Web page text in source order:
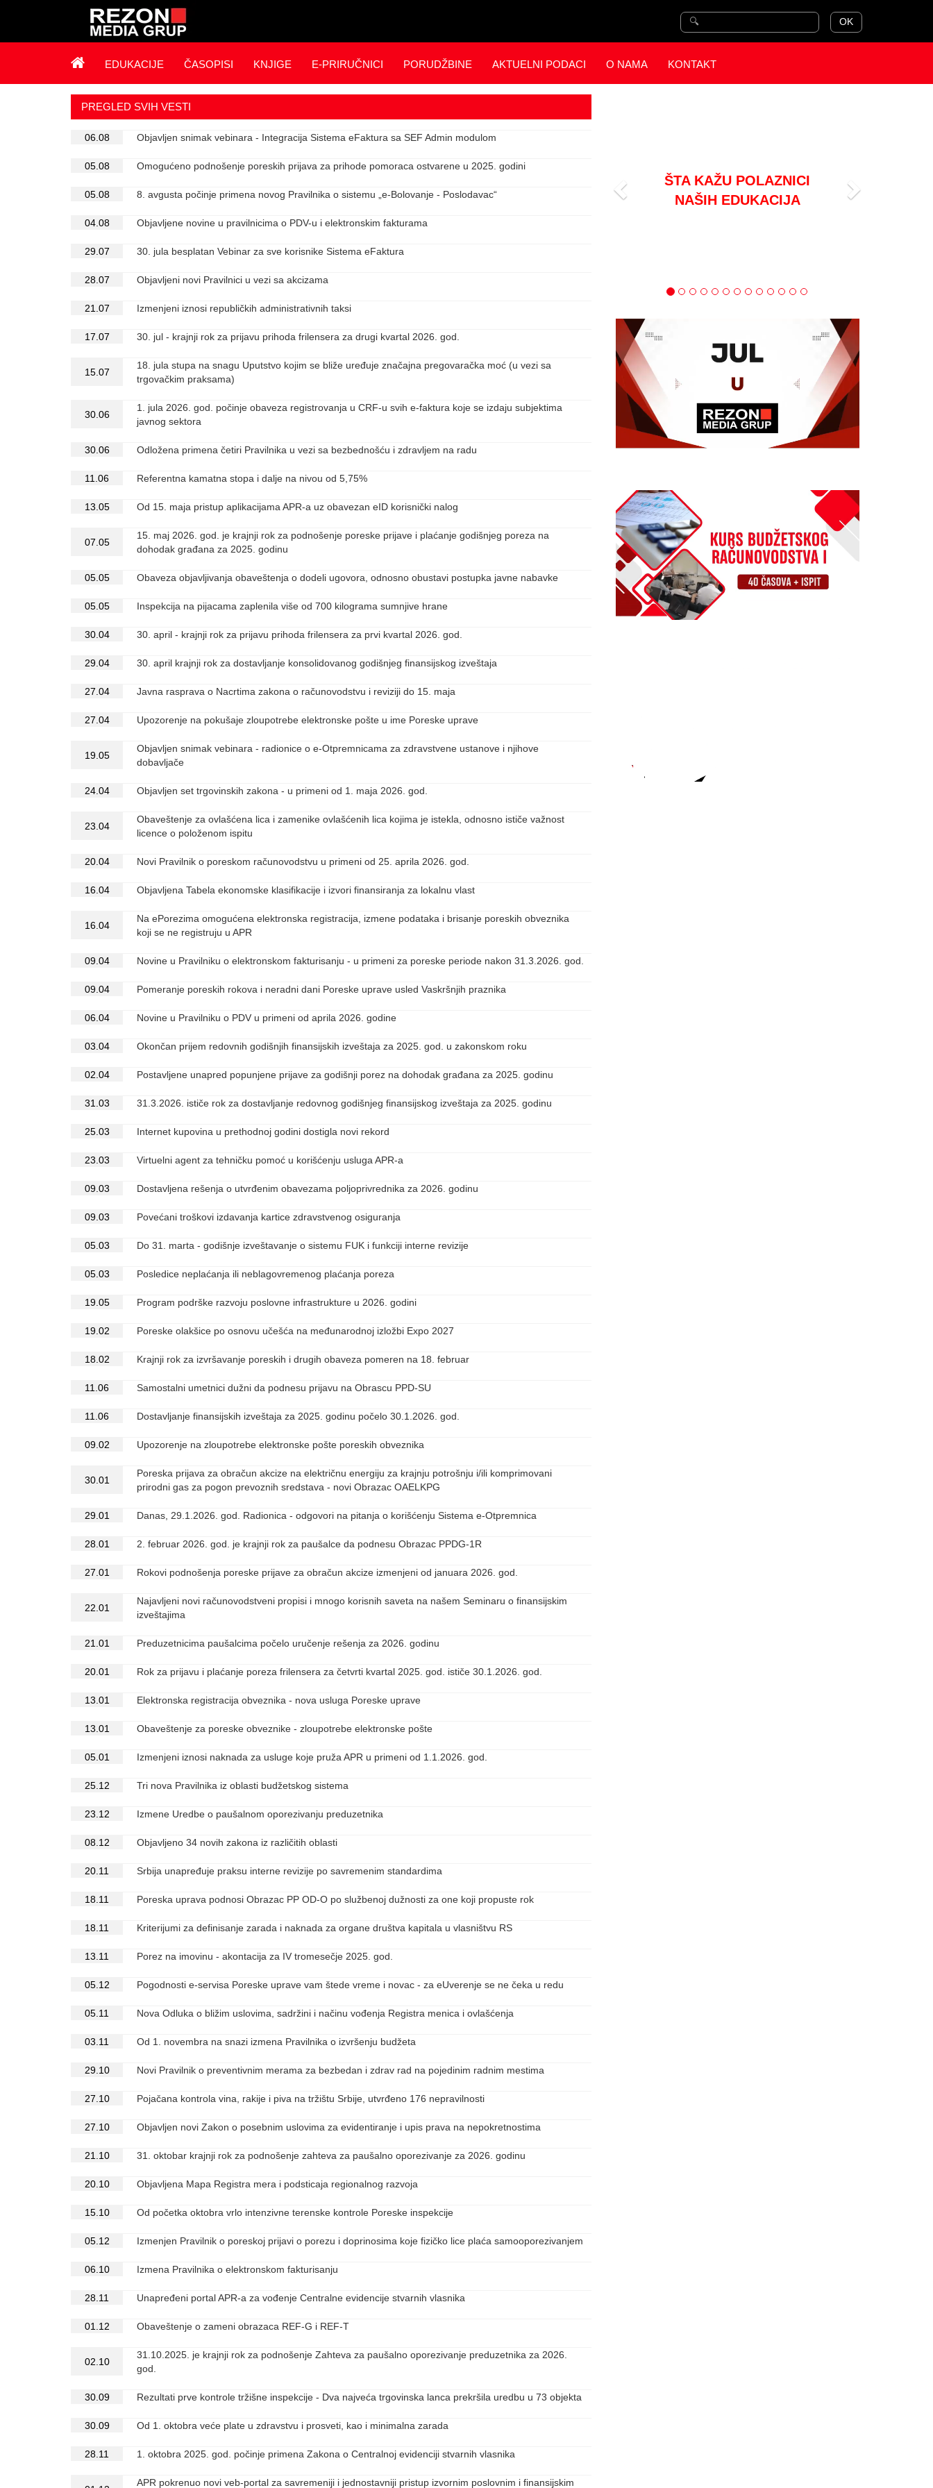
OK
EDUKACIJE ČASOPISI KNJIGE E-PRIRUČNICI PORUDŽBINE AKTUELNI PODACI O NAMA KONTAKT
PREGLED SVIH VESTI
06.08 Objavljen snimak vebinara - Integracija Sistema eFaktura sa SEF Admin modulom
05.08 Omogućeno podnošenje poreskih prijava za prihode pomoraca ostvarene u 2025. godini
05.08 8. avgusta počinje primena novog Pravilnika o sistemu „e-Bolovanje - Poslodavac“
04.08 Objavljene novine u pravilnicima o PDV-u i elektronskim fakturama
29.07 30. jula besplatan Vebinar za sve korisnike Sistema eFaktura
28.07 Objavljeni novi Pravilnici u vezi sa akcizama
21.07 Izmenjeni iznosi republičkih administrativnih taksi
17.07 30. jul - krajnji rok za prijavu prihoda frilensera za drugi kvartal 2026. god.
15.07
18. jula stupa na snagu Uputstvo kojim se bliže uređuje značajna pregovaračka moć (u vezi sa
trgovačkim praksama)
30.06
1. jula 2026. god. počinje obaveza registrovanja u CRF-u svih e-faktura koje se izdaju subjektima
javnog sektora
30.06 Odložena primena četiri Pravilnika u vezi sa bezbednošću i zdravljem na radu
11.06 Referentna kamatna stopa i dalje na nivou od 5,75%
13.05 Od 15. maja pristup aplikacijama APR-a uz obavezan eID korisnički nalog
07.05
15. maj 2026. god. je krajnji rok za podnošenje poreske prijave i plaćanje godišnjeg poreza na
dohodak građana za 2025. godinu
05.05 Obaveza objavljivanja obaveštenja o dodeli ugovora, odnosno obustavi postupka javne nabavke
05.05 Inspekcija na pijacama zaplenila više od 700 kilograma sumnjive hrane
30.04 30. april - krajnji rok za prijavu prihoda frilensera za prvi kvartal 2026. god.
29.04 30. april krajnji rok za dostavljanje konsolidovanog godišnjeg finansijskog izveštaja
27.04 Javna rasprava o Nacrtima zakona o računovodstvu i reviziji do 15. maja
27.04 Upozorenje na pokušaje zloupotrebe elektronske pošte u ime Poreske uprave
19.05
Objavljen snimak vebinara - radionice o e-Otpremnicama za zdravstvene ustanove i njihove
dobavljače
24.04 Objavljen set trgovinskih zakona - u primeni od 1. maja 2026. god.
23.04
Obaveštenje za ovlašćena lica i zamenike ovlašćenih lica kojima je istekla, odnosno ističe važnost
licence o položenom ispitu
20.04 Novi Pravilnik o poreskom računovodstvu u primeni od 25. aprila 2026. god.
16.04 Objavljena Tabela ekonomske klasifikacije i izvori finansiranja za lokalnu vlast
16.04
Na ePorezima omogućena elektronska registracija, izmene podataka i brisanje poreskih obveznika
koji se ne registruju u APR
09.04 Novine u Pravilniku o elektronskom fakturisanju - u primeni za poreske periode nakon 31.3.2026. god.
09.04 Pomeranje poreskih rokova i neradni dani Poreske uprave usled Vaskršnjih praznika
06.04 Novine u Pravilniku o PDV u primeni od aprila 2026. godine
03.04 Okončan prijem redovnih godišnjih finansijskih izveštaja za 2025. god. u zakonskom roku
02.04 Postavljene unapred popunjene prijave za godišnji porez na dohodak građana za 2025. godinu
31.03 31.3.2026. ističe rok za dostavljanje redovnog godišnjeg finansijskog izveštaja za 2025. godinu
25.03 Internet kupovina u prethodnoj godini dostigla novi rekord
23.03 Virtuelni agent za tehničku pomoć u korišćenju usluga APR-a
09.03 Dostavljena rešenja o utvrđenim obavezama poljoprivrednika za 2026. godinu
09.03 Povećani troškovi izdavanja kartice zdravstvenog osiguranja
05.03 Do 31. marta - godišnje izveštavanje o sistemu FUK i funkciji interne revizije
05.03 Posledice neplaćanja ili neblagovremenog plaćanja poreza
19.05 Program podrške razvoju poslovne infrastrukture u 2026. godini
19.02 Poreske olakšice po osnovu učešća na međunarodnoj izložbi Expo 2027
18.02 Krajnji rok za izvršavanje poreskih i drugih obaveza pomeren na 18. februar
11.06 Samostalni umetnici dužni da podnesu prijavu na Obrascu PPD-SU
11.06 Dostavljanje finansijskih izveštaja za 2025. godinu počelo 30.1.2026. god.
09.02 Upozorenje na zloupotrebe elektronske pošte poreskih obveznika
30.01
Poreska prijava za obračun akcize na električnu energiju za krajnju potrošnju i/ili komprimovani
prirodni gas za pogon prevoznih sredstava - novi Obrazac OAELKPG
29.01 Danas, 29.1.2026. god. Radionica - odgovori na pitanja o korišćenju Sistema e-Otpremnica
28.01 2. februar 2026. god. je krajnji rok za paušalce da podnesu Obrazac PPDG-1R
27.01 Rokovi podnošenja poreske prijave za obračun akcize izmenjeni od januara 2026. god.
22.01
Najavljeni novi računovodstveni propisi i mnogo korisnih saveta na našem Seminaru o finansijskim
izveštajima
21.01 Preduzetnicima paušalcima počelo uručenje rešenja za 2026. godinu
20.01 Rok za prijavu i plaćanje poreza frilensera za četvrti kvartal 2025. god. ističe 30.1.2026. god.
13.01 Elektronska registracija obveznika - nova usluga Poreske uprave
13.01 Obaveštenje za poreske obveznike - zloupotrebe elektronske pošte
05.01 Izmenjeni iznosi naknada za usluge koje pruža APR u primeni od 1.1.2026. god.
25.12 Tri nova Pravilnika iz oblasti budžetskog sistema
23.12 Izmene Uredbe o paušalnom oporezivanju preduzetnika
08.12 Objavljeno 34 novih zakona iz različitih oblasti
20.11 Srbija unapređuje praksu interne revizije po savremenim standardima
18.11 Poreska uprava podnosi Obrazac PP OD-O po službenoj dužnosti za one koji propuste rok
18.11 Kriterijumi za definisanje zarada i naknada za organe društva kapitala u vlasništvu RS
13.11 Porez na imovinu - akontacija za IV tromesečje 2025. god.
05.12 Pogodnosti e-servisa Poreske uprave vam štede vreme i novac - za eUverenje se ne čeka u redu
05.11 Nova Odluka o bližim uslovima, sadržini i načinu vođenja Registra menica i ovlašćenja
03.11 Od 1. novembra na snazi izmena Pravilnika o izvršenju budžeta
29.10 Novi Pravilnik o preventivnim merama za bezbedan i zdrav rad na pojedinim radnim mestima
27.10 Pojačana kontrola vina, rakije i piva na tržištu Srbije, utvrđeno 176 nepravilnosti
27.10 Objavljen novi Zakon o posebnim uslovima za evidentiranje i upis prava na nepokretnostima
21.10 31. oktobar krajnji rok za podnošenje zahteva za paušalno oporezivanje za 2026. godinu
20.10 Objavljena Mapa Registra mera i podsticaja regionalnog razvoja
15.10 Od početka oktobra vrlo intenzivne terenske kontrole Poreske inspekcije
05.12 Izmenjen Pravilnik o poreskoj prijavi o porezu i doprinosima koje fizičko lice plaća samooporezivanjem
06.10 Izmena Pravilnika o elektronskom fakturisanju
28.11 Unapređeni portal APR-a za vođenje Centralne evidencije stvarnih vlasnika
01.12 Obaveštenje o zameni obrazaca REF-G i REF-T
02.10
31.10.2025. je krajnji rok za podnošenje Zahteva za paušalno oporezivanje preduzetnika za 2026.
god.
30.09 Rezultati prve kontrole tržišne inspekcije - Dva najveća trgovinska lanca prekršila uredbu u 73 objekta
30.09 Od 1. oktobra veće plate u zdravstvu i prosveti, kao i minimalna zarada
28.11 1. oktobra 2025. god. počinje primena Zakona o Centralnoj evidenciji stvarnih vlasnika
APR pokrenuo novi veb-portal za savremeniji i jednostavniji pristup izvornim poslovnim i finansijskim
NAŠIH EDUKACIJA
Veoma je značajan interaktivni rad na
radionici, koji je doprineo boljem
razumevanju teme i otklanjanju nedoumica